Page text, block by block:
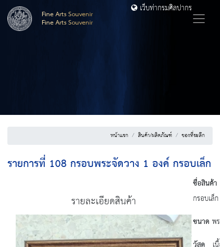
Fine Arts Souvenir
Fine Arts Souvenir
เว็บท่ากรมศิลปากร
หน้าแรก สินค้า/ผลิตภัณฑ์ ของที่ระลึก
รายการที่ 108 กรอบพระจัดวาง 1 องค์ กรอบเล็ก
รายละเอียดสินค้า
ชื่อสินค้า
กรอบเล็ก
ขนาด พ